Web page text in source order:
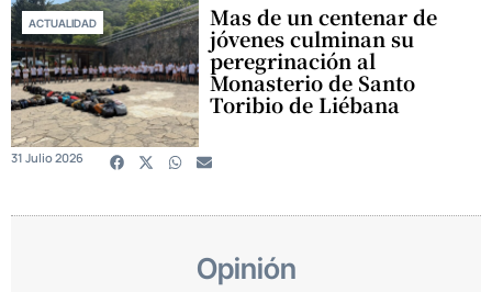
ACTUALIDAD Mas de un centenar de
jóvenes culminan su
peregrinación al
Monasterio de Santo
Toribio de Liébana
31 Julio 2026
Opinión